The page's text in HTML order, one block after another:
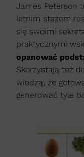
James Peterson
letnim stażem
się swoimi
praktycznymi
opanować
Skorzystają też
wiedzą, że
generować tyle